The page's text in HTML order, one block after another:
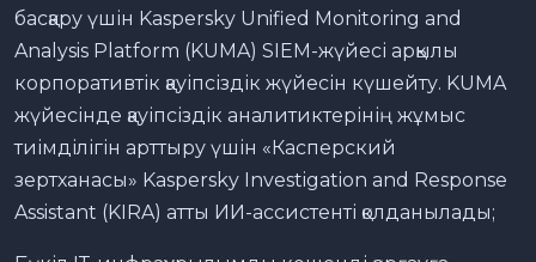
басқару үшін Kaspersky Unified Monitoring and
Analysis Platform (KUMA) SIEM-жүйесі арқылы
корпоративтік қауіпсіздік жүйесін күшейту. KUMA
жүйесінде қауіпсіздік аналитиктерінің жұмыс
тиімділігін арттыру үшін «Касперский
зертханасы» Kaspersky Investigation and Response
Assistant (KIRA) атты ИИ-ассистенті қолданылады;